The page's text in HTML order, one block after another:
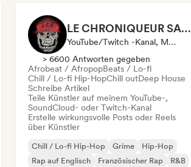
LE CHRONIQUEUR SALE
YouTube/Twitch -Kanal, Media Outlet/Journalist, Social Media Influencer
> 6600 Antworten gegeben
Afrobeat / AfropopBeats / Lo-fi
Chill / Lo-fi Hip-HopChill outDeep House
Schreibe Artikel
Teile Künstler auf meinem YouTube-,
SoundCloud- oder Twitch-Kanal
Erstelle wirkungsvolle Posts oder Reels
über Künstler
Chill / Lo-fi Hip-Hop Grime
Hip-Hop
Rap auf Englisch
Französischer Rap
R&B